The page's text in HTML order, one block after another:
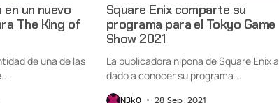
en un nuevo
The King of
de una de las
Square Enix comparte su
programa para el Tokyo Game
Show 2021
La publicadora nipona de Square Enix a
dado a conocer su programa...
N3k0 28 Sep, 2021